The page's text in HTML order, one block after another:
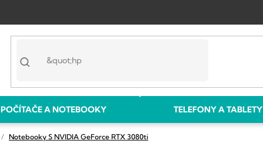
POČÍTAČE A NOTEBOOKY TELEFONY A TABLETY
Notebooky S NVIDIA GeForce RTX 3080ti